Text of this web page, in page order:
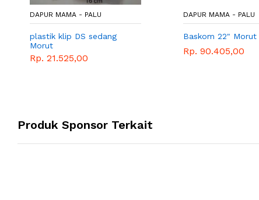
DAPUR MAMA - PALU
plastik klip DS sedang
Morut
Rp. 21.525,00
DAPUR MAMA - PALU
Baskom 22" Morut
Rp. 90.405,00
Produk Sponsor Terkait